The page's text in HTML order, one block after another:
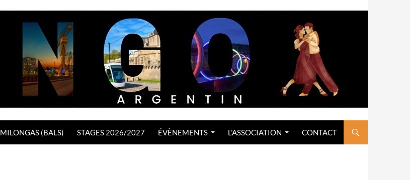
MILONGAS (BALS) STAGES 2026/2027 ÉVÈNEMENTS L’ASSOCIATION CONTACT